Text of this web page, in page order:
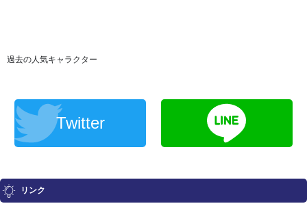
過去の人気キャラクター
Twitter
リンク